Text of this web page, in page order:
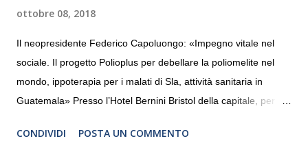
ottobre 08, 2018
Il neopresidente Federico Capoluongo: «Impegno vitale nel
sociale. Il progetto Polioplus per debellare la poliomelite nel
mondo, ippoterapia per i malati di Sla, attività sanitaria in
Guatemala» Presso l’Hotel Bernini Bristol della capitale, per la
programmazione del Rotary Club Roma Sud-Est che festeggia
CONDIVIDI POSTA UN COMMENTO